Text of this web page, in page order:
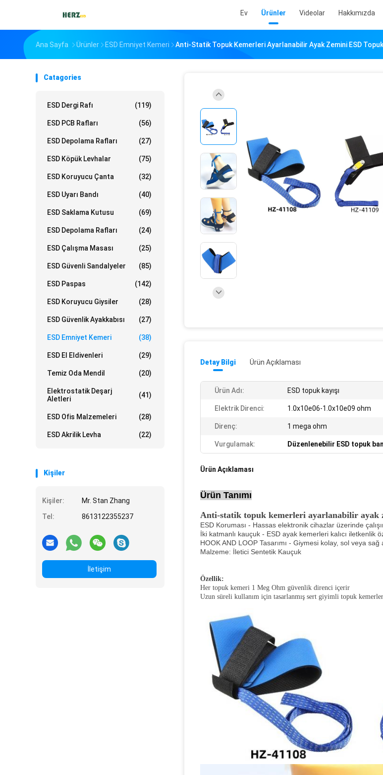
Ev Ürünler Videolar Hakkımızda
Ana Sayfa Ürünler ESD Emniyet Kemeri Anti-Statik Topuk Kemerleri Ayarlanabilir Ayak Zemini ESD
Catagories
ESD Dergi Rafı (119)
ESD PCB Rafları (56)
ESD Depolama Rafları (27)
ESD Köpük Levhalar (75)
ESD Koruyucu Çanta (32)
ESD Uyarı Bandı (40)
ESD Saklama Kutusu (69)
ESD Depolama Rafları (24)
ESD Çalışma Masası (25)
ESD Güvenli Sandalyeler (85)
ESD Paspas (142)
ESD Koruyucu Giysiler (28)
ESD Güvenlik Ayakkabısı (27)
ESD Emniyet Kemeri (38)
ESD El Eldivenleri (29)
Temiz Oda Mendil (20)
Elektrostatik Deşarj
Aletleri
(41)
ESD Ofis Malzemeleri (28)
ESD Akrilik Levha (22)
Kişiler
Kişiler:
Mr. Stan Zhang
Tel:
8613122355237
İletişim
Detay Bilgi Ürün Açıklaması
Ürün Adı: ESD topuk kayışı
Elektrik Direnci: 1.0x10e06-1.0x10e09 ohm
Direnç: 1 mega ohm
Vurgulamak: Düzenlenebilir ESD topuk
Ürün Açıklaması
Ürün Tanımı
Anti-statik topuk kemerleri ayarlanabilir ayak
ESD Koruması - Hassas elektronik cihazlar üzerinde
İki katmanlı kauçuk - ESD ayak kemerleri kalıcı
HOOK AND LOOP Tasarımı - Giymesi kolay, sol veya
Malzeme: İletici Sentetik Kauçuk
Özellik:
Her topuk kemeri 1 Meg Ohm güvenlik direnci içerir
Uzun süreli kullanım için tasarlanmış sert giyimli topuk